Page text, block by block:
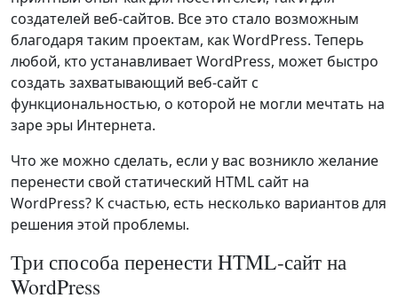
создателей веб-сайтов. Все это стало возможным
благодаря таким проектам, как WordPress. Теперь
любой, кто устанавливает WordPress, может быстро
создать захватывающий веб-сайт с
функциональностью, о которой не могли мечтать на
заре эры Интернета.
Что же можно сделать, если у вас возникло желание
перенести свой статический HTML сайт на
WordPress? К счастью, есть несколько вариантов для
решения этой проблемы.
Три способа перенести HTML-сайт на
WordPress